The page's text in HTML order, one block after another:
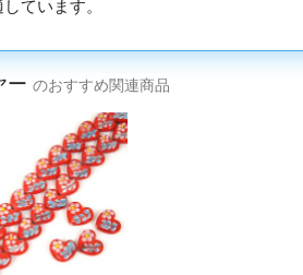
ています。
ー のおすすめ関連商品